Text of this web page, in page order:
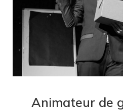
Animateur de